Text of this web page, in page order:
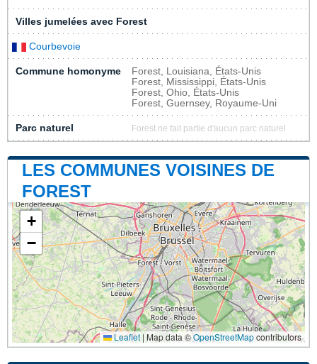
Villes jumelées avec Forest
Courbevoie
Commune homonyme
Forest, Louisiana, États-Unis
Forest, Mississippi, États-Unis
Forest, Ohio, États-Unis
Forest, Guernsey, Royaume-Uni
Parc naturel Forest ne fait partie d'aucun parc naturel
LES COMMUNES VOISINES DE
FOREST
+
−
Leaflet | Map data ©OpenStreetMapcontributors